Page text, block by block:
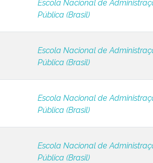
Pública (Brasil)
Escola Nacional de
Pública (Brasil)
Escola Nacional de
Pública (Brasil)
Escola Nacional de
Pública (Brasil)